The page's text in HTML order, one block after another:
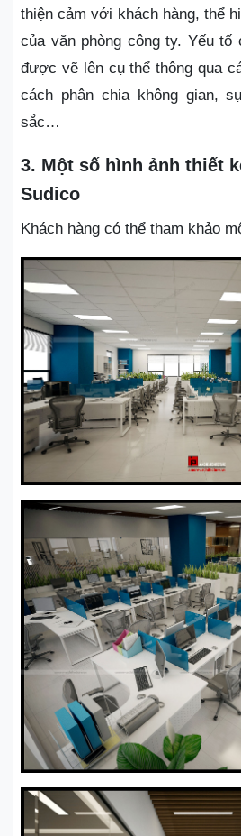
thiện cảm với khách hàng, thể
của văn phòng công ty. Yếu tố
được vẽ lên cụ thể thông qua
cách phân chia không gian,
sắc…
3. Một số hình ảnh thiết
Sudico
Khách hàng có thể tham khảo